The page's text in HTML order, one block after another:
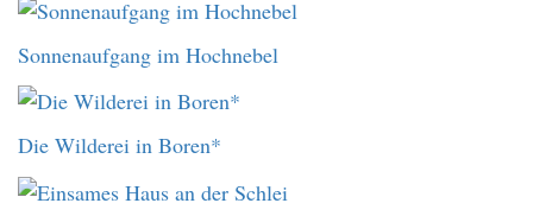
Sonnenaufgang im Hochnebel
Die Wilderei in Boren*